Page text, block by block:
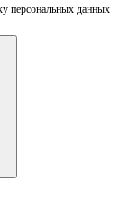
персональных данных